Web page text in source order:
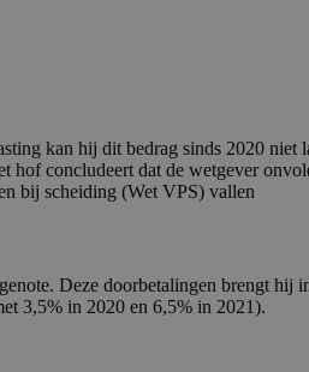
kan hij dit bedrag sinds 2020 niet
concludeert dat de wetgever
bij scheiding (Wet VPS) vallen
Deze doorbetalingen brengt hij
3,5% in 2020 en 6,5% in 2021).